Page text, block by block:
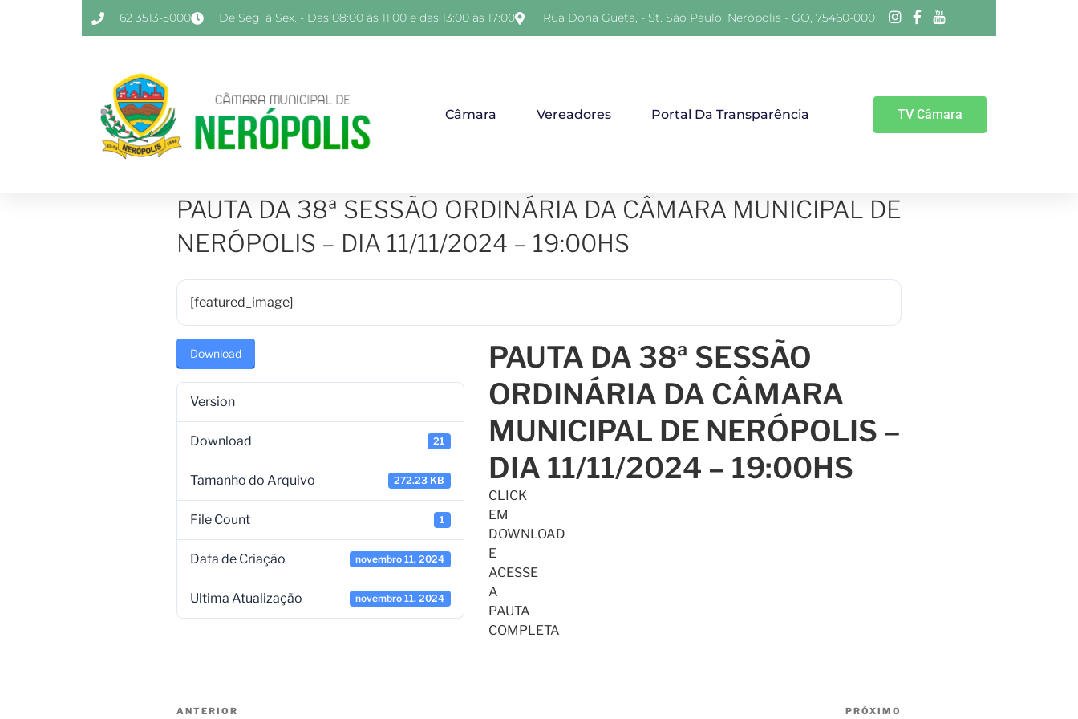
62 3513-5000 De Seg. à Sex. - Das 08:00 às 11:00 e das 13:00 às 17:00 Rua Dona Gueta, - St. São Paulo, Nerópolis - GO, 75460-000
Câmara Vereadores Portal Da Transparência TV Câmara
PAUTA DA 38ª SESSÃO ORDINÁRIA DA CÂMARA MUNICIPAL DE
NERÓPOLIS – DIA 11/11/2024 – 19:00HS
[featured_image]
Download
Version
Download 21
Tamanho do Arquivo 272.23 KB
File Count 1
Data de Criação novembro 11, 2024
Ultima Atualização novembro 11, 2024
PAUTA DA 38ª SESSÃO
ORDINÁRIA DA CÂMARA
MUNICIPAL DE NERÓPOLIS –
DIA 11/11/2024 – 19:00HS
CLICK
EM
DOWNLOAD
E
ACESSE
A
PAUTA
COMPLETA
ANTERIOR PRÓXIMO